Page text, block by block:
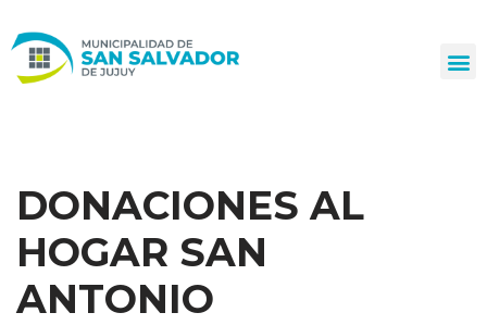
al
DONACIONES AL
HOGAR SAN
ANTONIO